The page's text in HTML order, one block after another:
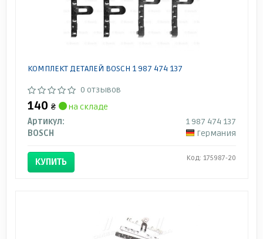
КОМПЛЕКТ ДЕТАЛЕЙ BOSCH 1 987 474 137
0 отзывов
140 ₴
на складе
Артикул:
1 987 474 137
BOSCH
Германия
КУПИТЬ Код: 175987-20